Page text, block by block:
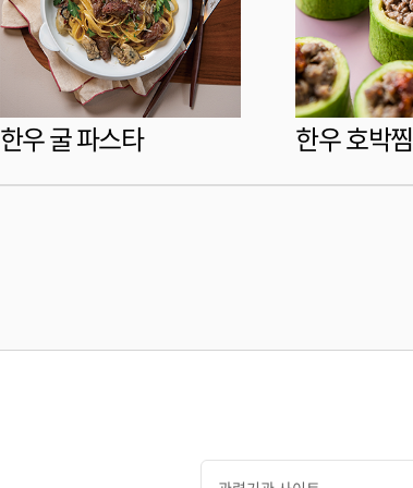
한우 굴 파스타 한우 호박찜